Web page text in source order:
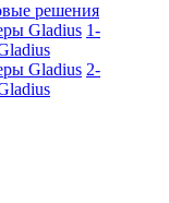
решения
1-
2-